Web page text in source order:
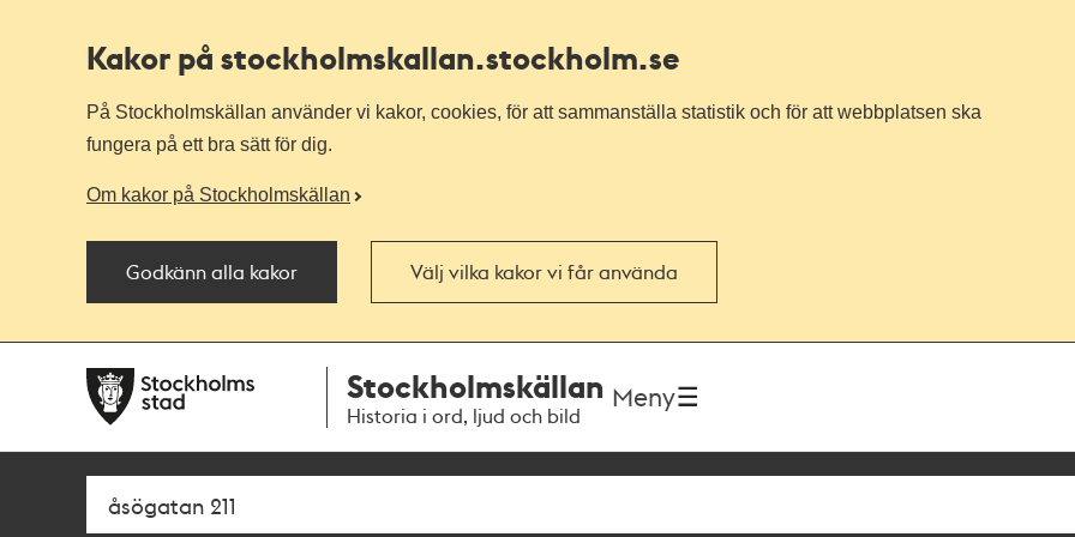
Kakor på stockholmskallan.stockholm.se
På Stockholmskällan använder vi kakor, cookies, för att sammanställa statistik och för att webbplatsen ska
fungera på ett bra sätt för dig.
Om kakor på Stockholmskällan
Godkänn alla kakor Välj vilka kakor vi får använda
navigationen
huvudinnehållet
Stockholmskällan
Historia i ord, ljud och bild
Meny
SökFritextsök